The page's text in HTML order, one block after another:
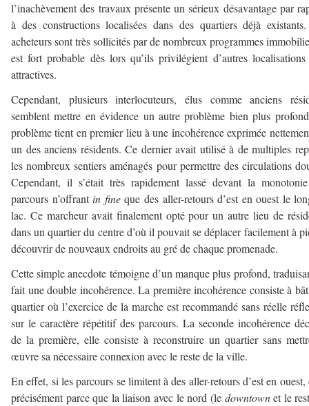
l’inachèvement des travaux présente un sérieux désavantage par
à des constructions localisées dans des quartiers déjà
acheteurs sont très sollicités par de nombreux programmes
est fort probable dès lors qu’ils privilégient d’autres
attractives.
Cependant, plusieurs interlocuteurs, élus comme anciens
semblent mettre en évidence un autre problème bien plus
problème tient en premier lieu à une incohérence exprimée
un des anciens résidents. Ce dernier avait utilisé à de multiples
les nombreux sentiers aménagés pour permettre des circulations
Cependant, il s’était très rapidement lassé devant la
parcours n’offrantin fineque des aller-retours d’est en ouest le
lac. Ce marcheur avait finalement opté pour un autre lieu de
dans un quartier du centre d’où il pouvait se déplacer facilement à
découvrir de nouveaux endroits au gré de chaque promenade.
Cette simple anecdote témoigne d’un manque plus profond,
fait une double incohérence. La première incohérence consiste à
quartier où l’exercice de la marche est recommandé sans réelle
sur le caractère répétitif des parcours. La seconde incohérence
de la première, elle consiste à reconstruire un quartier sans
œuvre sa nécessaire connexion avec le reste de la ville.
En effet, si les parcours se limitent à des aller-retours d’est en ouest,
précisément parce que la liaison avec le nord (le downtownet le